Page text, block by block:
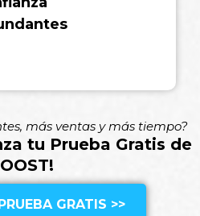
más ventas y más tiempo?
tu Prueba Gratis de
GRATIS >>